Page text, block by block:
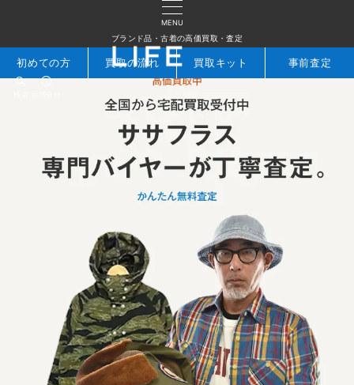
MENU
ブランド品・古着の高価買取・査定
初めての方 買取の流れ 買取キット 事前査定